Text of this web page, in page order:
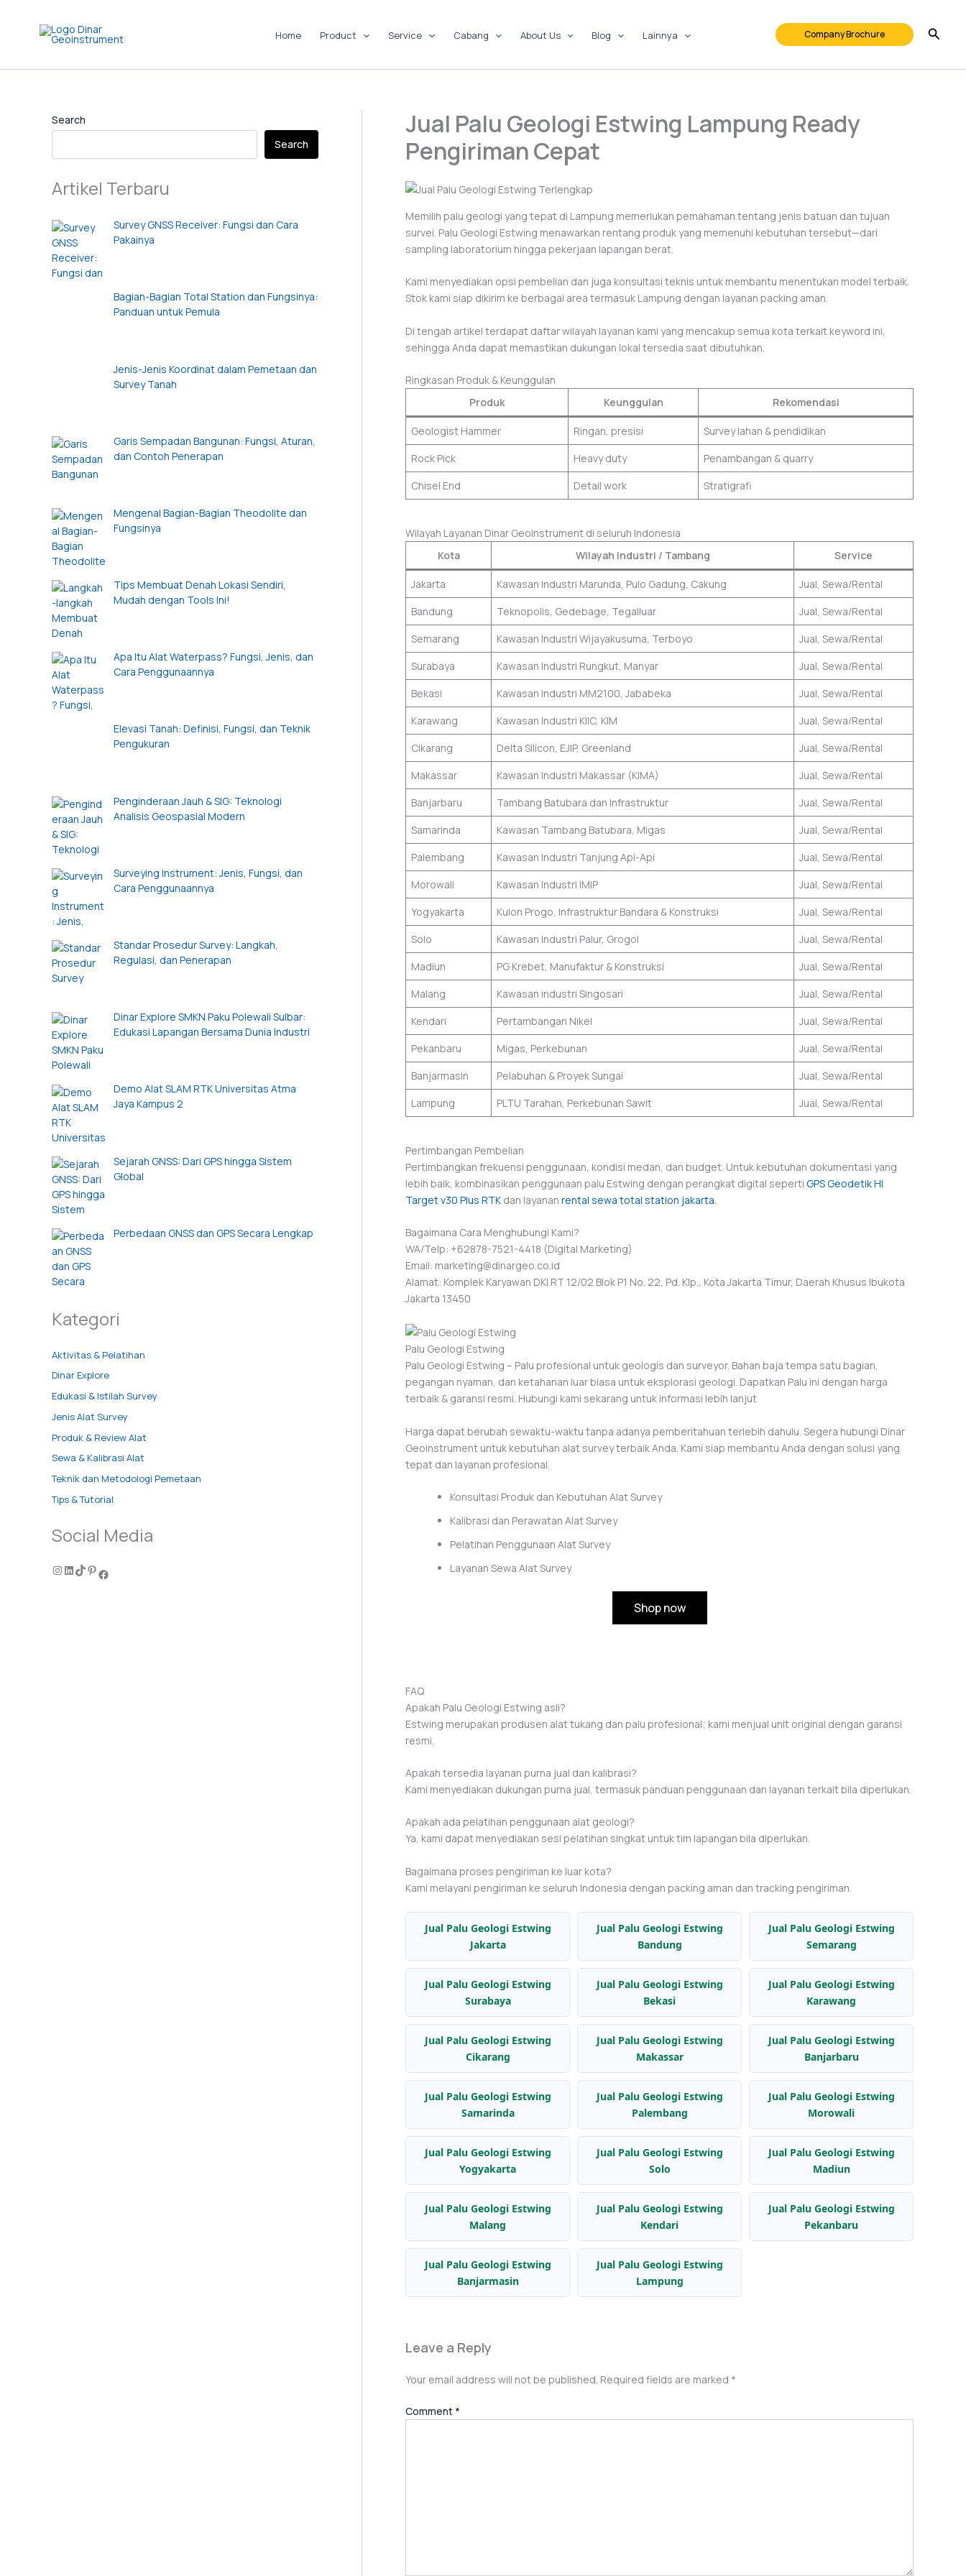
Home Product Service Cabang About Us Blog Lainnya Company Brochure
Search
Search
Artikel Terbaru
Survey GNSS Receiver: Fungsi dan Cara
Pakainya
Bagian-Bagian Total Station dan Fungsinya:
Panduan untuk Pemula
Jenis-Jenis Koordinat dalam Pemetaan dan
Survey Tanah
Garis Sempadan Bangunan: Fungsi, Aturan,
dan Contoh Penerapan
Mengenal Bagian-Bagian Theodolite dan
Fungsinya
Tips Membuat Denah Lokasi Sendiri,
Mudah dengan Tools Ini!
Apa Itu Alat Waterpass? Fungsi, Jenis, dan
Cara Penggunaannya
Elevasi Tanah: Definisi, Fungsi, dan Teknik
Pengukuran
Penginderaan Jauh & SIG: Teknologi
Analisis Geospasial Modern
Surveying Instrument: Jenis, Fungsi, dan
Cara Penggunaannya
Standar Prosedur Survey: Langkah,
Regulasi, dan Penerapan
Dinar Explore SMKN Paku Polewali Sulbar:
Edukasi Lapangan Bersama Dunia Industri
Demo Alat SLAM RTK Universitas Atma
Jaya Kampus 2
Sejarah GNSS: Dari GPS hingga Sistem
Global
Perbedaan GNSS dan GPS Secara Lengkap
Kategori
Aktivitas & Pelatihan
Dinar Explore
Edukasi & Istilah Survey
Jenis Alat Survey
Produk & Review Alat
Sewa & Kalibrasi Alat
Teknik dan Metodologi Pemetaan
Tips & Tutorial
Social Media
Jual Palu Geologi Estwing Lampung Ready
Pengiriman Cepat
Memilih palu geologi yang tepat di Lampung memerlukan pemahaman tentang jenis batuan dan tujuan
survei. Palu Geologi Estwing menawarkan rentang produk yang memenuhi kebutuhan tersebut—dari
sampling laboratorium hingga pekerjaan lapangan berat.
Kami menyediakan opsi pembelian dan juga konsultasi teknis untuk membantu menentukan model terbaik.
Stok kami siap dikirim ke berbagai area termasuk Lampung dengan layanan packing aman.
Di tengah artikel terdapat daftar wilayah layanan kami yang mencakup semua kota terkait keyword ini,
sehingga Anda dapat memastikan dukungan lokal tersedia saat dibutuhkan.
Ringkasan Produk & Keunggulan
Produk
Keunggulan Rekomendasi
Geologist Hammer Ringan, presisi
Survey lahan & pendidikan
Rock Pick
Heavy duty
Penambangan & quarry
Chisel End
Detail work Stratigrafi
Wilayah Layanan Dinar Geoinstrument di seluruh Indonesia
Kota
Wilayah Industri / Tambang Service
Jakarta Kawasan Industri Marunda, Pulo Gadung, Cakung
Jual, Sewa/Rental
Bandung
Teknopolis, Gedebage, Tegalluar
Jual, Sewa/Rental
Semarang
Kawasan Industri Wijayakusuma, Terboyo
Jual, Sewa/Rental
Surabaya
Kawasan Industri Rungkut, Manyar
Jual, Sewa/Rental
Bekasi
Kawasan Industri MM2100, Jababeka
Jual, Sewa/Rental
Karawang
Kawasan Industri KIIC, KIM
Jual, Sewa/Rental
Cikarang
Delta Silicon, EJIP, Greenland
Jual, Sewa/Rental
Makassar
Kawasan Industri Makassar (KIMA)
Jual, Sewa/Rental
Banjarbaru
Tambang Batubara dan Infrastruktur
Jual, Sewa/Rental
Samarinda
Kawasan Tambang Batubara, Migas
Jual, Sewa/Rental
Palembang
Kawasan Industri Tanjung Api-Api
Jual, Sewa/Rental
Morowali
Kawasan Industri IMIP
Jual, Sewa/Rental
Yogyakarta
Kulon Progo, Infrastruktur Bandara & Konstruksi
Jual, Sewa/Rental
Solo
Kawasan Industri Palur, Grogol
Jual, Sewa/Rental
Madiun
PG Krebet, Manufaktur & Konstruksi
Jual, Sewa/Rental
Malang
Kawasan industri Singosari
Jual, Sewa/Rental
Kendari
Pertambangan Nikel
Jual, Sewa/Rental
Pekanbaru
Migas, Perkebunan
Jual, Sewa/Rental
Banjarmasin
Pelabuhan & Proyek Sungai
Jual, Sewa/Rental
Lampung
PLTU Tarahan, Perkebunan Sawit Jual, Sewa/Rental
Pertimbangan Pembelian
Pertimbangkan frekuensi penggunaan, kondisi medan, dan budget. Untuk kebutuhan dokumentasi yang
lebih baik, kombinasikan penggunaan palu Estwing dengan perangkat digital seperti GPS Geodetik HI
Target v30 Plus RTK dan layanan rental sewa total station jakarta.
Bagaimana Cara Menghubungi Kami?
WA/Telp: +62878-7521-4418 (Digital Marketing)
Email: marketing@dinargeo.co.id
Alamat: Komplek Karyawan DKI RT 12/02 Blok P1 No. 22, Pd. Klp., Kota Jakarta Timur, Daerah Khusus Ibukota
Jakarta 13450
Palu Geologi Estwing
Palu Geologi Estwing – Palu profesional untuk geologis dan surveyor. Bahan baja tempa satu bagian,
pegangan nyaman, dan ketahanan luar biasa untuk eksplorasi geologi. Dapatkan Palu ini dengan harga
terbaik & garansi resmi. Hubungi kami sekarang untuk informasi lebih lanjut
Harga dapat berubah sewaktu-waktu tanpa adanya pemberitahuan terlebih dahulu. Segera hubungi Dinar
Geoinstrument untuk kebutuhan alat survey terbaik Anda. Kami siap membantu Anda dengan solusi yang
tepat dan layanan profesional.
Konsultasi Produk dan Kebutuhan Alat Survey
Kalibrasi dan Perawatan Alat Survey
Pelatihan Penggunaan Alat Survey
Layanan Sewa Alat Survey
Shop now
FAQ
Apakah Palu Geologi Estwing asli?
Estwing merupakan produsen alat tukang dan palu profesional; kami menjual unit original dengan garansi
resmi.
Apakah tersedia layanan purna jual dan kalibrasi?
Kami menyediakan dukungan purna jual, termasuk panduan penggunaan dan layanan terkait bila diperlukan.
Apakah ada pelatihan penggunaan alat geologi?
Ya, kami dapat menyediakan sesi pelatihan singkat untuk tim lapangan bila diperlukan.
Bagaimana proses pengiriman ke luar kota?
Kami melayani pengiriman ke seluruh Indonesia dengan packing aman dan tracking pengiriman.
Jual Palu Geologi Estwing
Jakarta
Jual Palu Geologi Estwing
Bandung
Jual Palu Geologi Estwing
Semarang
Jual Palu Geologi Estwing
Surabaya
Jual Palu Geologi Estwing
Bekasi
Jual Palu Geologi Estwing
Karawang
Jual Palu Geologi Estwing
Cikarang
Jual Palu Geologi Estwing
Makassar
Jual Palu Geologi Estwing
Banjarbaru
Jual Palu Geologi Estwing
Samarinda
Jual Palu Geologi Estwing
Palembang
Jual Palu Geologi Estwing
Morowali
Jual Palu Geologi Estwing
Yogyakarta
Jual Palu Geologi Estwing
Solo
Jual Palu Geologi Estwing
Madiun
Jual Palu Geologi Estwing
Malang
Jual Palu Geologi Estwing
Kendari
Jual Palu Geologi Estwing
Pekanbaru
Jual Palu Geologi Estwing
Banjarmasin
Jual Palu Geologi Estwing
Lampung
Leave a Reply
Your email address will not be published. Required fields are marked *
Comment *